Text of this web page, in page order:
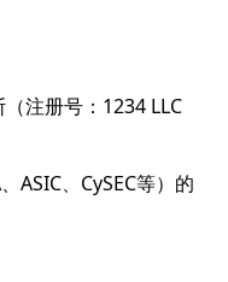
注册号：1234 LLC
ASIC、CySEC等）的